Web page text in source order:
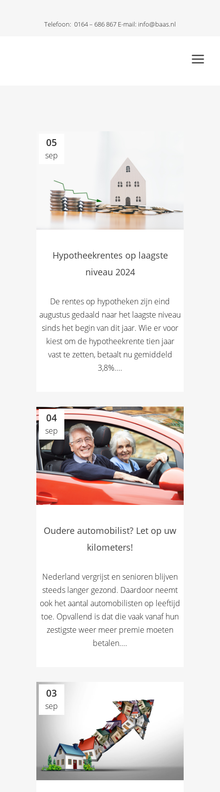
Telefoon: 0164 – 686 867 E-mail: info@baas.nl
05
sep
Hypotheekrentes op laagste
niveau 2024
De rentes op hypotheken zijn eind
augustus gedaald naar het laagste niveau
sinds het begin van dit jaar. Wie er voor
kiest om de hypotheekrente tien jaar
vast te zetten, betaalt nu gemiddeld
3,8%....
04
sep
Oudere automobilist? Let op uw
kilometers!
Nederland vergrijst en senioren blijven
steeds langer gezond. Daardoor neemt
ook het aantal automobilisten op leeftijd
toe. Opvallend is dat die vaak vanaf hun
zestigste weer meer premie moeten
betalen....
03
sep